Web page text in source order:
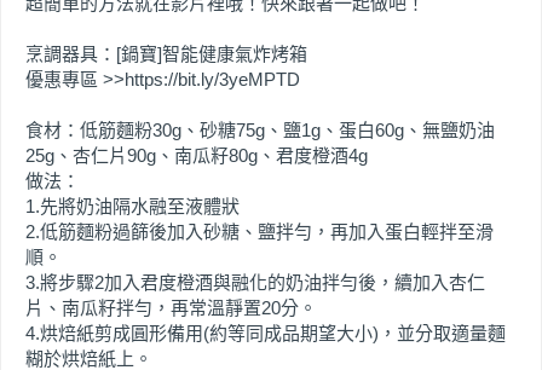
烹調器具：[鍋寶]智能健康氣炸烤箱
優惠專區 >>https://bit.ly/3yeMPTD
食材：低筋麵粉30g、砂糖75g、鹽1g、蛋白60g、無鹽奶油
25g、杏仁片90g、南瓜籽80g、君度橙酒4g
做法：
1.先將奶油隔水融至液體狀
2.低筋麵粉過篩後加入砂糖、鹽拌勻，再加入蛋白輕拌至滑
順。
3.將步驟2加入君度橙酒與融化的奶油拌勻後，續加入杏仁
片、南瓜籽拌勻，再常溫靜置20分。
4.烘焙紙剪成圓形備用(約等同成品期望大小)，並分取適量麵
糊於烘焙紙上。